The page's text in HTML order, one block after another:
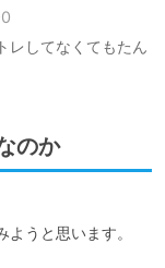
レしてなくてもたん
のか
うと思います。